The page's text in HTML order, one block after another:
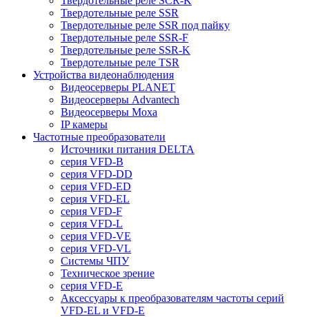
Твердотельные реле SSR
Твердотельные реле SSR под пайку
Твердотельные реле SSR-F
Твердотельные реле SSR-K
Твердотельные реле TSR
Устройства видеонаблюдения
Видеосерверы PLANET
Видеосерверы Advantech
Видеосерверы Moxa
IP камеры
Частотные преобразователи
Источники питания DELTA
серия VFD-B
серия VFD-DD
серия VFD-ED
серия VFD-EL
серия VFD-F
серия VFD-L
серия VFD-VE
серия VFD-VL
Системы ЧПУ
Техническое зрение
серия VFD-E
Аксессуары к преобразователям частоты серий
VFD-EL и VFD-E